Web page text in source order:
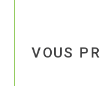
VOUS